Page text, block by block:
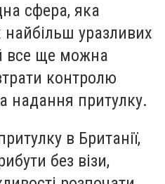
сфера, яка
найбільш уразливих
все ще можна
контролю
надання притулку.
в Британії,
без візи,